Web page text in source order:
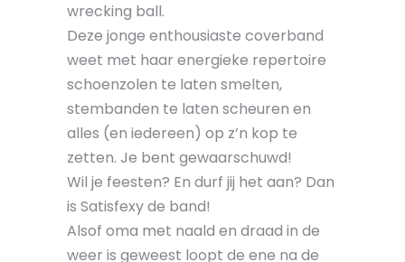
wrecking ball.
Deze jonge enthousiaste coverband
weet met haar energieke repertoire
schoenzolen te laten smelten,
stembanden te laten scheuren en
alles (en iedereen) op z’n kop te
zetten. Je bent gewaarschuwd!
Wil je feesten? En durf jij het aan? Dan
is Satisfexy de band!
Alsof oma met naald en draad in de
weer is geweest loopt de ene na de